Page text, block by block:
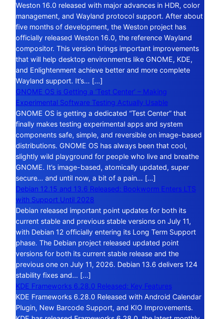
Weston 16.0 released with major advances in HDR, color
management, and Wayland protocol support. After about
five months of development, the Weston project has
officially released Weston 16.0, the reference Wayland
compositor. This version brings important improvements
that will help desktop environments like GNOME, KDE,
and Enlightenment achieve better and more complete
Wayland support. It’s… […]
GNOME OS is Getting a ‘Test Center’ – Making
Experimental Software Testing Actually Usable
GNOME OS is getting a dedicated “Test Center” that
finally makes testing experimental apps and system
components safe, simple, and reversible on image-based
distributions. GNOME OS has always been that cool,
slightly wild playground for people who live and breathe
GNOME. It’s image-based, atomically updated, super
secure… and until now, a bit of a pain… […]
Debian 12.15 and 13.6 Released: Bookworm Enters LTS
with Support Until 2028
Debian released important point updates for both its
current stable and previous stable versions on July 11,
with Debian 12 officially entering its Long Term Support
phase. The Debian project released updated point
versions for both its current stable release and the
previous one on July 11, 2026. Debian 13.6 delivers 124
stability fixes and… […]
KDE Frameworks 6.28.0 Released: Key Features
KDE Frameworks 6.28.0 Released with Android Calendar
Plugin, New Barcode Support, and KIO Improvements.